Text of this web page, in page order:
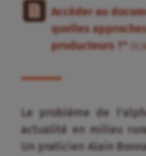
Accéder au
quelles
producteurs ?"
Le problème de
actualité en milieu
Un praticien Alain